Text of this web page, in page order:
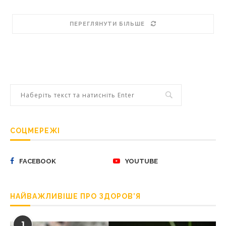
ПЕРЕГЛЯНУТИ БІЛЬШЕ
СОЦМЕРЕЖІ
FACEBOOK YOUTUBE
НАЙВАЖЛИВІШЕ ПРО ЗДОРОВ’Я